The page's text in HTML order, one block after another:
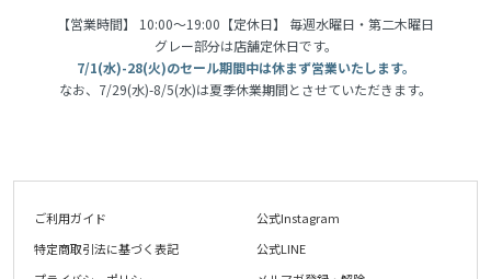
【営業時間】 10:00〜19:00【定休日】 毎週水曜日・第二木曜日
グレー部分は店舗定休日です。
7/1(水)-28(火)のセール期間中は休まず営業いたします。
なお、7/29(水)-8/5(水)は夏季休業期間とさせていただきます。
ご利用ガイド
特定商取引法に基づく表記
公式Instagram
公式LINE